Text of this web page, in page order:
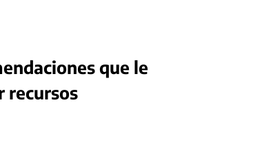
que le
recursos